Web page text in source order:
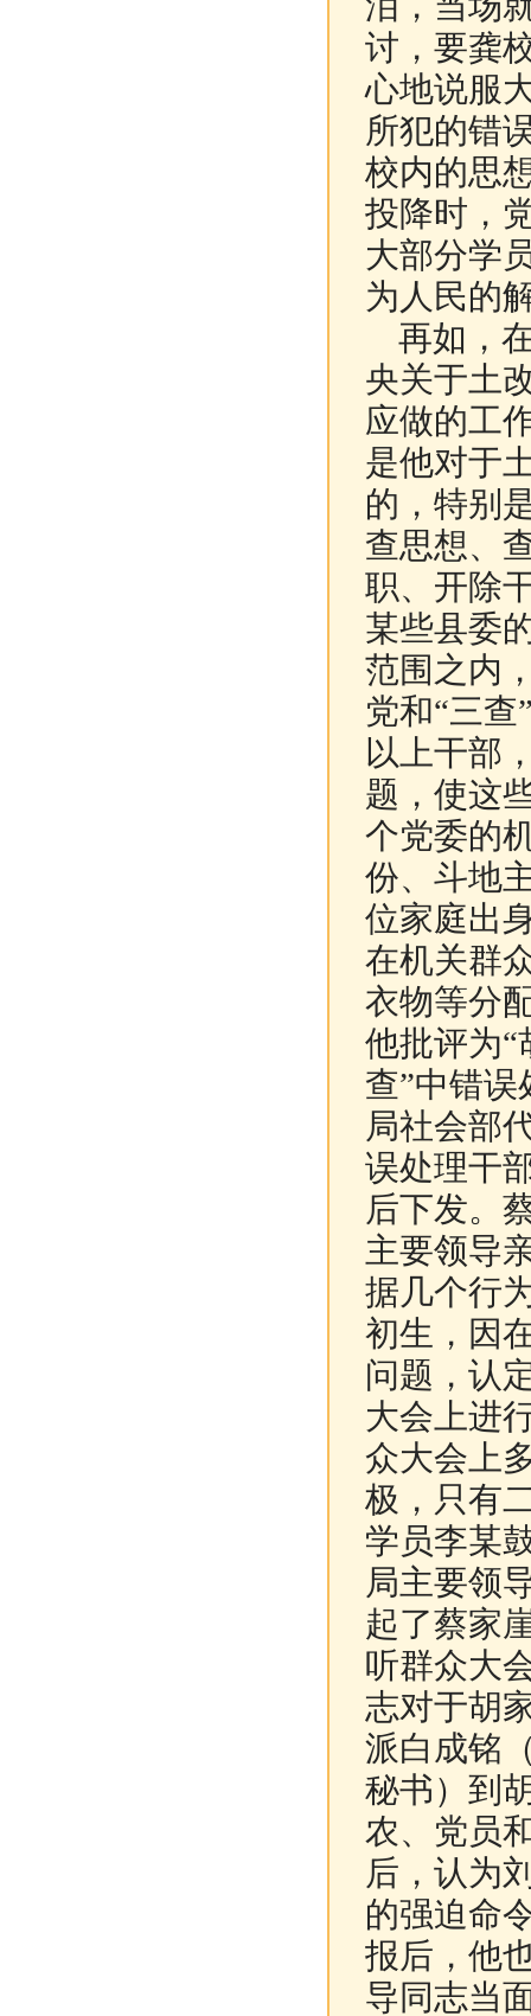
讨，要龚
心地说服
所犯的错
校内的思
投降时，
大部分学
为人民的
再如，
央关于土
应做的工
是他对于
的，特别
查思想、
职、开除
某些县委
范围之内
党和“三查
以上干部
题，使这
个党委的
份、斗地
位家庭出
在机关群
衣物等分
他批评为“
查”中错
局社会部
误处理干
后下发。
主要领导
据几个行
初生，因
问题，认
大会上进
众大会上
极，只有
学员李某
局主要领
起了蔡家
听群众大
志对于胡
派白成铭
秘书）到
农、党员
后，认为
的强迫命
报后，他
导同志当